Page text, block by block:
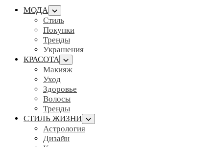
МОДА
Стиль
Покупки
Тренды
Украшения
КРАСОТА
Макияж
Уход
Здоровье
Волосы
Тренды
СТИЛЬ ЖИЗНИ
Астрология
Дизайн